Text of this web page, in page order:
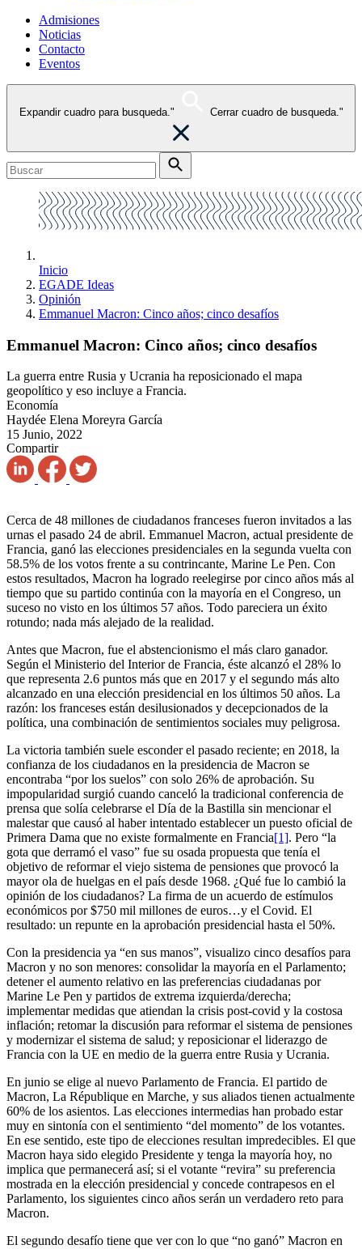
Admisiones
Noticias
Contacto
Eventos
Expandir cuadro para busqueda." Cerrar cuadro de busqueda."
Inicio
EGADE Ideas
Opinión
Emmanuel Macron: Cinco años; cinco desafíos
Emmanuel Macron: Cinco años; cinco desafíos
La guerra entre Rusia y Ucrania ha reposicionado el mapa
geopolítico y eso incluye a Francia.
Economía
Haydée Elena Moreyra García
15 Junio, 2022
Compartir
Cerca de 48 millones de ciudadanos franceses fueron invitados a las
urnas el pasado 24 de abril. Emmanuel Macron, actual presidente de
Francia, ganó las elecciones presidenciales en la segunda vuelta con
58.5% de los votos frente a su contrincante, Marine Le Pen. Con
estos resultados, Macron ha logrado reelegirse por cinco años más al
tiempo que su partido continúa con la mayoría en el Congreso, un
suceso no visto en los últimos 57 años. Todo pareciera un éxito
rotundo; nada más alejado de la realidad.
Antes que Macron, fue el abstencionismo el más claro ganador.
Según el Ministerio del Interior de Francia, éste alcanzó el 28% lo
que representa 2.6 puntos más que en 2017 y el segundo más alto
alcanzado en una elección presidencial en los últimos 50 años. La
razón: los franceses están desilusionados y decepcionados de la
política, una combinación de sentimientos sociales muy peligrosa.
La victoria también suele esconder el pasado reciente; en 2018, la
confianza de los ciudadanos en la presidencia de Macron se
encontraba “por los suelos” con solo 26% de aprobación. Su
impopularidad surgió cuando canceló la tradicional conferencia de
prensa que solía celebrarse el Día de la Bastilla sin mencionar el
malestar que causó al haber intentado establecer un puesto oficial de
Primera Dama que no existe formalmente en Francia[1]. Pero “la
gota que derramó el vaso” fue su osada propuesta que tenía el
objetivo de reformar el viejo sistema de pensiones que provocó la
mayor ola de huelgas en el país desde 1968. ¿Qué fue lo cambió la
opinión de los ciudadanos? La firma de un acuerdo de estímulos
económicos por $750 mil millones de euros…y el Covid. El
resultado: un repunte en la aprobación presidencial hasta el 50%.
Con la presidencia ya “en sus manos”, visualizo cinco desafíos para
Macron y no son menores: consolidar la mayoría en el Parlamento;
detener el aumento relativo en las preferencias ciudadanas por
Marine Le Pen y partidos de extrema izquierda/derecha;
implementar medidas que atiendan la crisis post-covid y la costosa
inflación; retomar la discusión para reformar el sistema de pensiones
y modernizar el sistema de salud; y reposicionar el liderazgo de
Francia con la UE en medio de la guerra entre Rusia y Ucrania.
En junio se elige al nuevo Parlamento de Francia. El partido de
Macron, La République en Marche, y sus aliados tienen actualmente
60% de los asientos. Las elecciones intermedias han probado estar
muy en sintonía con el sentimiento “del momento” de los votantes.
En ese sentido, este tipo de elecciones resultan impredecibles. El que
Macron haya sido elegido Presidente y tenga la mayoría hoy, no
implica que permanecerá así; si el votante “revira” su preferencia
mostrada en la elección presidencial y concede contrapesos en el
Parlamento, los siguientes cinco años serán un verdadero reto para
Macron.
El segundo desafío tiene que ver con lo que “no ganó” Macron en